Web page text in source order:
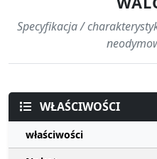
Specyfikacja /
WŁAŚCIWOŚCI
właściwości